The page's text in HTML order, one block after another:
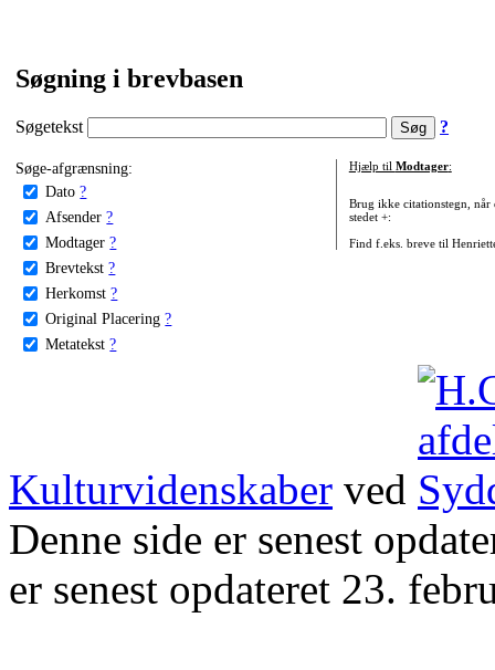
Søgning i brevbasen
Søgetekst ?
Søge-afgrænsning:
Dato ?
Afsender ?
Modtager ?
Brevtekst ?
Herkomst ?
Original Placering ?
Metatekst ?
Hjælp til Modtager:
Brug ikke citationstegn, når
stedet +:
Find f.eks. breve til
Kulturvidenskaber ved
Denne side er senest
er senest opdateret 23.